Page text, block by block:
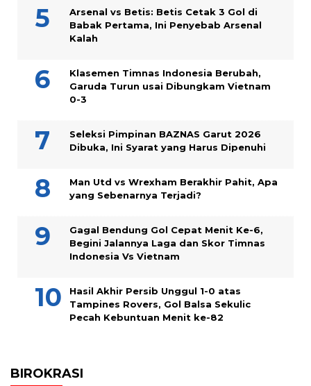
Arsenal vs Betis: Betis Cetak 3 Gol di
Babak Pertama, Ini Penyebab Arsenal
Kalah
Klasemen Timnas Indonesia Berubah,
Garuda Turun usai Dibungkam Vietnam
0-3
Seleksi Pimpinan BAZNAS Garut 2026
Dibuka, Ini Syarat yang Harus Dipenuhi
Man Utd vs Wrexham Berakhir Pahit, Apa
yang Sebenarnya Terjadi?
Gagal Bendung Gol Cepat Menit Ke-6,
Begini Jalannya Laga dan Skor Timnas
Indonesia Vs Vietnam
Hasil Akhir Persib Unggul 1-0 atas
Tampines Rovers, Gol Balsa Sekulic
Pecah Kebuntuan Menit ke-82
BIROKRASI